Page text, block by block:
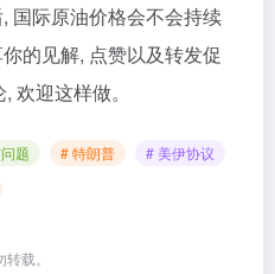
国际原油价格会不会持续
的见解, 点赞以及转发促
欢迎这样做。
题 # 特朗普
# 美伊协议
载。